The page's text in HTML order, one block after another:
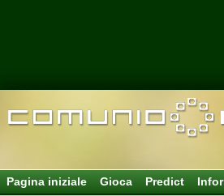
Pagina iniziale Gioca Predict